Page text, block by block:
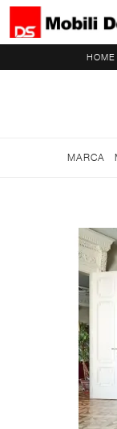
HOME
MARCA